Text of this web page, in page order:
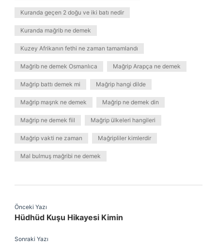
Kuranda geçen 2 doğu ve iki batı nedir
Kuranda mağrib ne demek
Kuzey Afrikanın fethi ne zaman tamamlandı
Mağrib ne demek Osmanlıca Mağrip Arapça ne demek
Mağrip battı demek mi Mağrip hangi dilde
Mağrip maşrık ne demek Mağrip ne demek din
Mağrip ne demek fiil Mağrip ülkeleri hangileri
Mağrip vakti ne zaman Mağripliler kimlerdir
Mal bulmuş mağribi ne demek
Önceki Yazı
Hüdhüd Kuşu Hikayesi Kimin
Sonraki Yazı